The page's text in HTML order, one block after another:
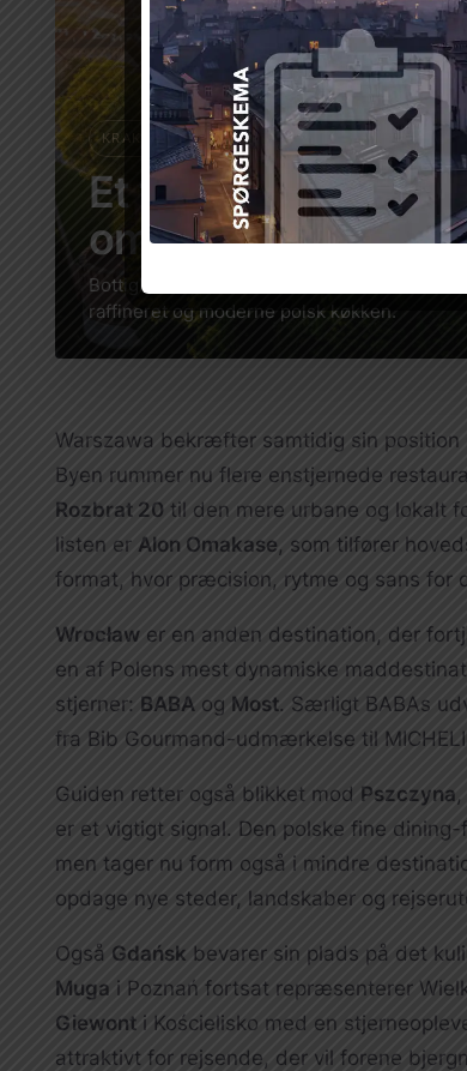
KRAKÓW
Et flagskib i
omgivelser
Bottiglieria 1881 forener Kazimierz’
raffineret og moderne polsk køkken.
Warszawa bekræfter samtidig sin
Byen rummer nu flere enstjernede
Rozbrat 20 til den mere urbane og lokalt
listen er Alon Omakase, som tilfører
format, hvor præcision, rytme og sans for
Wrocław er en anden destination, der
en af Polens mest dynamiske
stjerner: BABA og Most. Særligt BABAs
fra Bib Gourmand-udmærkelse til
Guiden retter også blikket mod Pszczyna
er et vigtigt signal. Den polske fine
men tager nu form også i mindre
opdage nye steder, landskaber og
Også Gdańsk bevarer sin plads på det
Muga i Poznań fortsat repræsenterer
Giewont i Kościelisko med en
attraktivt for rejsende, der vil forene